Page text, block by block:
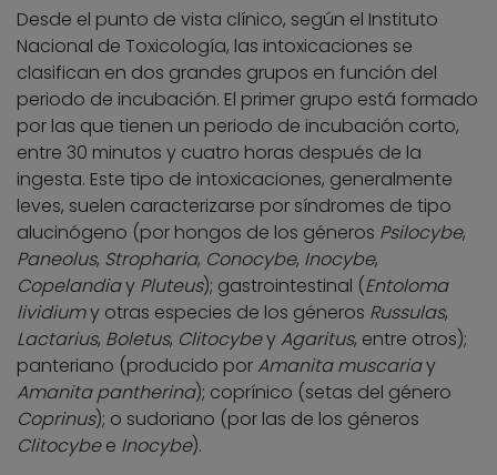
Desde el punto de vista clínico, según el Instituto
Nacional de Toxicología, las intoxicaciones se
clasifican en dos grandes grupos en función del
periodo de incubación. El primer grupo está formado
por las que tienen un periodo de incubación corto,
entre 30 minutos y cuatro horas después de la
ingesta. Este tipo de intoxicaciones, generalmente
leves, suelen caracterizarse por síndromes de tipo
alucinógeno (por hongos de los géneros Psilocybe,
Paneolus, Stropharia, Conocybe, Inocybe,
Copelandiay Pluteus); gastrointestinal (Entoloma
lividiumy otras especies de los géneros Russulas,
Lactarius, Boletus, Clitocybey Agaritus, entre otros);
panteriano (producido por Amanita muscariay
Amanita pantherina); coprínico (setas del género
Coprinus); o sudoriano (por las de los géneros
Clitocybee Inocybe).